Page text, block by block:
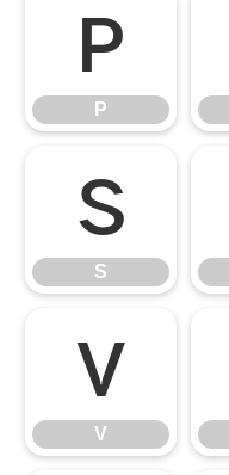
P
P
S
S
V
V